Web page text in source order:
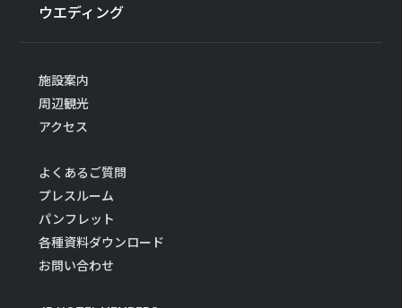
ウエディング
施設案内
周辺観光
アクセス
よくあるご質問
プレスルーム
パンフレット
各種資料ダウンロード
お問い合わせ